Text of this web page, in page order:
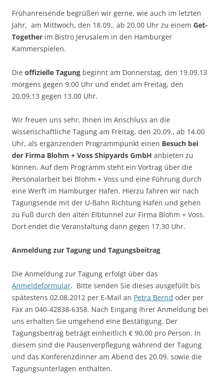
Frühanreisende begrüßen wir gerne, wie auch im letzten
Jahr, am Mittwoch, den 18.09., ab 20.00 Uhr zu einem Get-
Together im Bistro Jerusalem in den Hamburger
Kammerspielen.
Die offizielle Tagung beginnt am Donnerstag, den 19.09.13
morgens gegen 9.00 Uhr und endet am Freitag, den
20.09.13 gegen 13.00 Uhr.
Wir freuen uns sehr, Ihnen im Anschluss an die
wissenschaftliche Tagung am Freitag, den 20.09., ab 14.00
Uhr, als ergänzenden Programmpunkt einen Besuch bei
der Firma Blohm + Voss Shipyards GmbH anbieten zu
können. Auf dem Programm steht ein Vortrag über die
Personalarbeit bei Blohm + Voss und eine Führung durch
eine Werft im Hamburger Hafen. Hierzu fahren wir nach
Tagungsende mit der U-Bahn Richtung Hafen und gehen
zu Fuß durch den alten Elbtunnel zur Firma Blohm + Voss.
Dort endet die Veranstaltung dann gegen 17.30 Uhr.
Anmeldung zur Tagung und Tagungsbeitrag
Die Anmeldung zur Tagung erfolgt über das
Anmeldeformular. Bitte senden Sie dieses ausgefüllt bis
spätestens 02.08.2012 per E-Mail an Petra Bernd oder per
Fax an 040-42838-6358. Nach Eingang Ihrer Anmeldung bei
uns erhalten Sie umgehend eine Bestätigung. Der
Tagungsbeitrag beträgt einheitlich € 90,00 pro Person. In
diesem sind die Pausenverpflegung während der Tagung
und das Konferenzdinner am Abend des 20.09. sowie die
Tagungsunterlagen enthalten.